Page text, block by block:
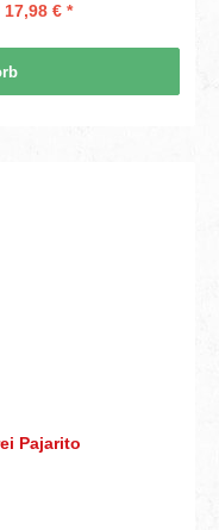
€ *
Pajarito